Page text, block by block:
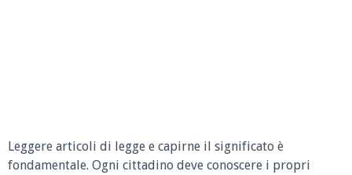
Leggere articoli di legge e capirne il significato è
fondamentale. Ogni cittadino deve conoscere i propri